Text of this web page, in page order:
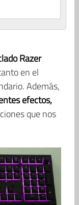
Razer
en el
Además,
efectos,
que nos